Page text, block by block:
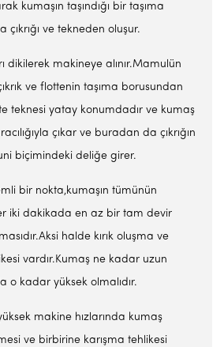
kumaşın taşındığı bir taşıma
çıkrığı ve tekneden oluşur.
dikilerek makineye alınır.Mamulün
ve flottenin taşıma borusundan
teknesi yatay konumdadır ve kumaş
çıkar ve buradan da çıkrığın
biçimindeki deliğe girer.
bir nokta,kumaşın tümünün
iki dakikada en az bir tam devir
halde kırık oluşma ve
vardır.Kumaş ne kadar uzun
o kadar yüksek olmalıdır.
makine hızlarında kumaş
ve birbirine karışma tehlikesi